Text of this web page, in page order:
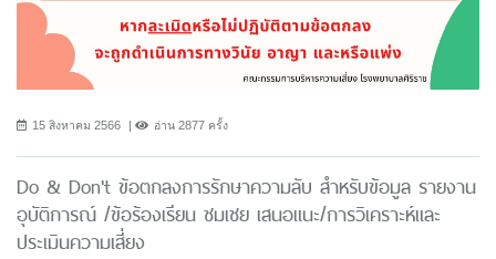
15 สิงหาคม 2566 อ่าน 2877 ครั้ง
Do & Don't ข้อตกลงการรักษาความลับ สำหรับข้อมูล รายงาน
อุบัติการณ์ /ข้อร้องเรียน ชมเชย เสนอแนะ/การวิเคราะห์และ
ประเมินความเสี่ยง